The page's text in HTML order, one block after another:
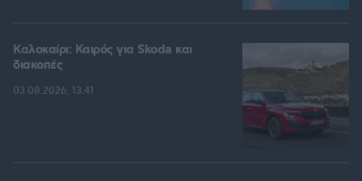
Καλοκαίρι: Καιρός για Skoda και
διακοπές
03.08.2026, 13:41